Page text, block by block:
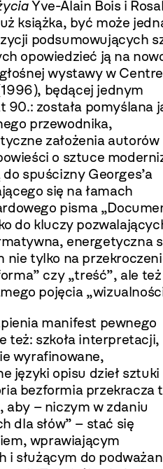
Yve-Alain Bois i
książka, być może
podsumowujących
opowiedzieć ją na
wystawy w Centre
będącej jednym
90.: została pomyślana
przewodnika,
założenia autorów
o sztuce
spuścizny Georges’a
się na łamach
pisma
do kluczy
energetyczna
nie tylko na
czy „treść”, ale
pojęcia
manifest pewnego
też: szkoła interpretacji,
wyrafinowane,
języki opisu dzieł sztuki
bezformia przekracza
– niczym w zdaniu
dla słów” – stać się
wprawiającym
i służącym do